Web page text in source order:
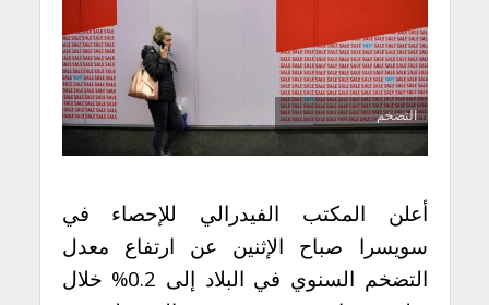
التضخم
أعلن المكتب الفيدرالي للإحصاء في
سويسرا صباح الإثنين عن ارتفاع معدل
التضخم السنوي في البلاد إلى 0.2% خلال